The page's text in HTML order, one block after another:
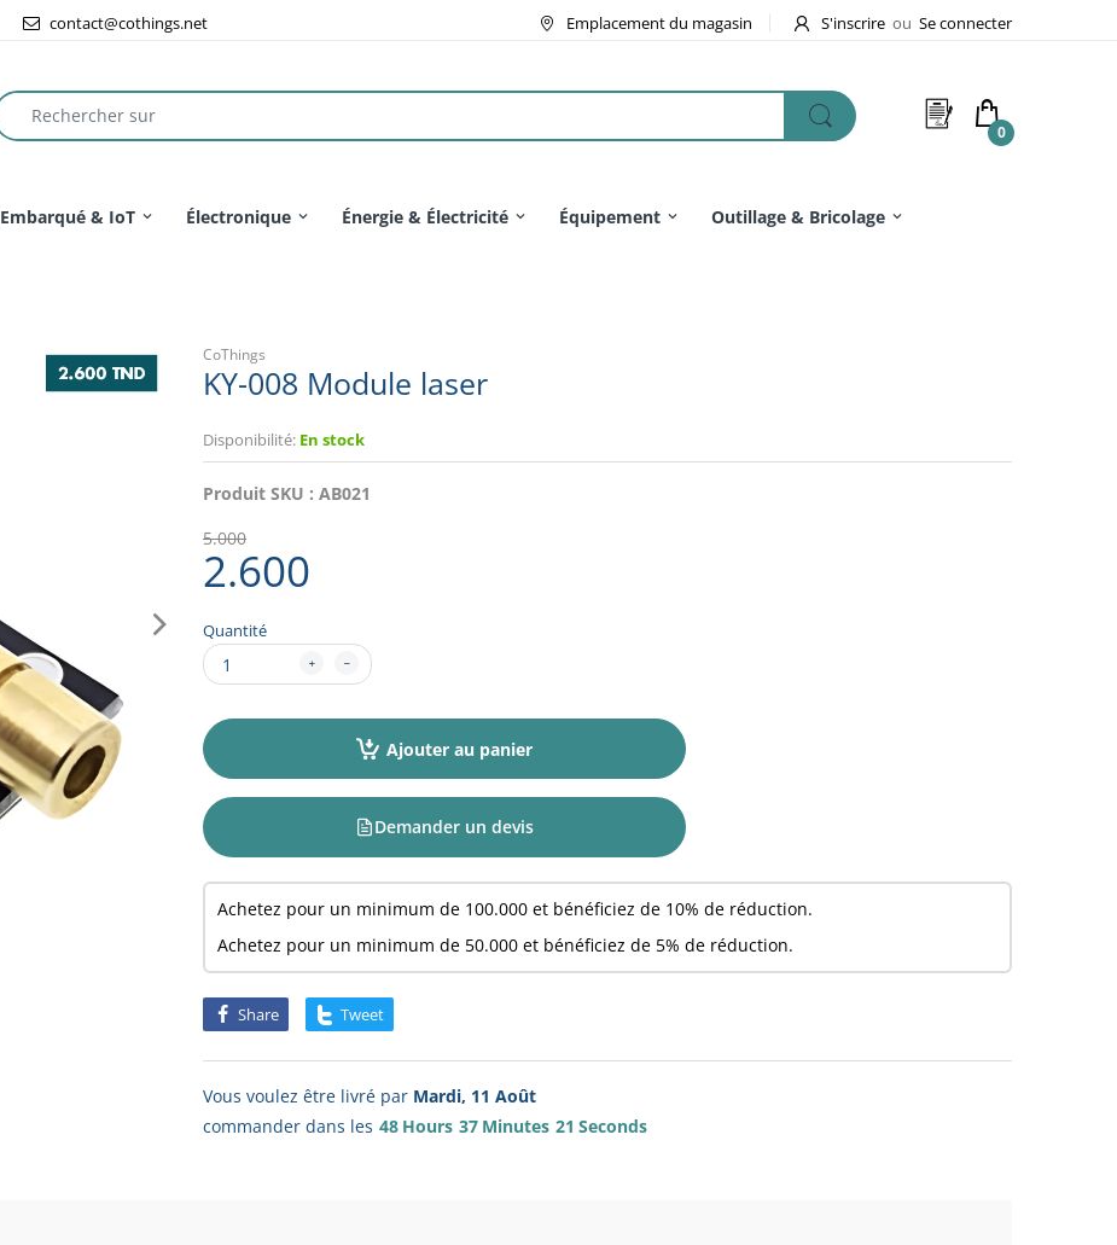
contact@cothings.net Emplacement du magasin S'inscrire ou Se connecter
0
Embarqué & IoT Électronique Énergie & Électricité Équipement Outillage & Bricolage
CoThings
KY-008 Module laser
Disponibilité: En stock
Produit SKU : AB021
2.600
5.000
Quantité
Ajouter au panier
Demander un devis
Achetez pour un minimum de 100.000 et bénéficiez de 10% de réduction.
Achetez pour un minimum de 50.000 et bénéficiez de 5% de réduction.
Share Tweet
Vous voulez être livré par Mardi, 11 Août
commander dans les 48 Hours 37 Minutes 21 Seconds